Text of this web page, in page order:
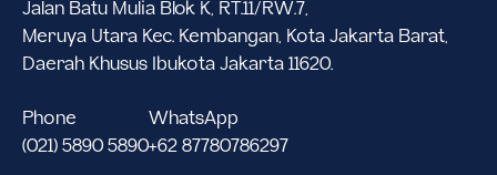
Jalan Batu Mulia Blok K, RT.11/RW.7,
Meruya Utara Kec. Kembangan, Kota Jakarta Barat,
Daerah Khusus Ibukota Jakarta 11620.
Phone
(021) 5890 5890
WhatsApp
+62 87780786297